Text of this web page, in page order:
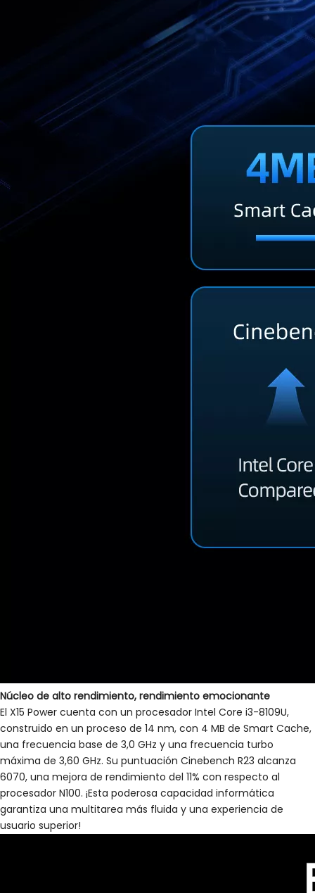
Núcleo de alto rendimiento, rendimiento emocionante
El X15 Power cuenta con un procesador Intel Core i3-8109U,
construido en un proceso de 14 nm, con 4 MB de Smart Cache,
una frecuencia base de 3,0 GHz y una frecuencia turbo
máxima de 3,60 GHz. Su puntuación Cinebench R23 alcanza
6070, una mejora de rendimiento del 11% con respecto al
procesador N100. ¡Esta poderosa capacidad informática
garantiza una multitarea más fluida y una experiencia de
usuario superior!